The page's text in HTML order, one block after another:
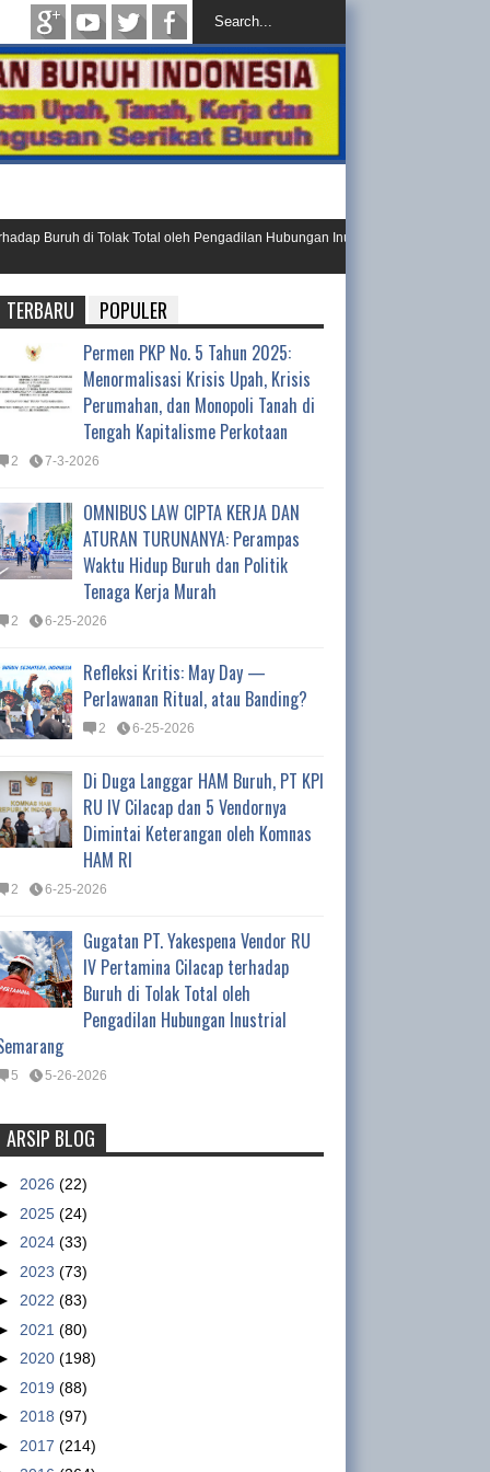
Buruh di Tolak Total oleh Pengadilan Hubungan Inustrial
TERBARU POPULER
Permen PKP No. 5 Tahun 2025:
Menormalisasi Krisis Upah, Krisis
Perumahan, dan Monopoli Tanah di
Tengah Kapitalisme Perkotaan
2 7-3-2026
OMNIBUS LAW CIPTA KERJA DAN
ATURAN TURUNANYA: Perampas
Waktu Hidup Buruh dan Politik
Tenaga Kerja Murah
2 6-25-2026
Refleksi Kritis: May Day —
Perlawanan Ritual, atau Banding?
2 6-25-2026
Di Duga Langgar HAM Buruh, PT KPI
RU IV Cilacap dan 5 Vendornya
Dimintai Keterangan oleh Komnas
HAM RI
2 6-25-2026
Gugatan PT. Yakespena Vendor RU
IV Pertamina Cilacap terhadap
Buruh di Tolak Total oleh
Pengadilan Hubungan Inustrial
5 5-26-2026
Tentang Waktu Kerja Satpam
Inoni , Kepala Departemen Organisasi DPP
Regulasi yang mengatur tentang pe...
to intimidate them
15/nike-accused-of-using-military-to-
ARSIP BLOG
2026 (22)
2025 (24)
2024 (33)
2023 (73)
2022 (83)
2021 (80)
2020 (198)
2019 (88)
2018 (97)
2017 (214)